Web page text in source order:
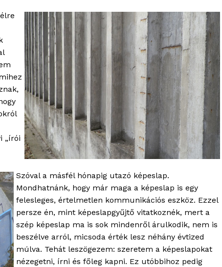
„írói
Szóval a másfél hónapig utazó képeslap.
Mondhatnánk, hogy már maga a képeslap is egy
felesleges, értelmetlen kommunikációs eszköz. Ezzel
persze én, mint képeslapgyűjtő vitatkoznék, mert a
szép képeslap ma is sok mindenről árulkodik, nem is
beszélve arról, micsoda érték lesz néhány évtized
múlva. Tehát leszögezem: szeretem a képeslapokat
nézegetni, írni és főleg kapni. Ez utóbbihoz pedig